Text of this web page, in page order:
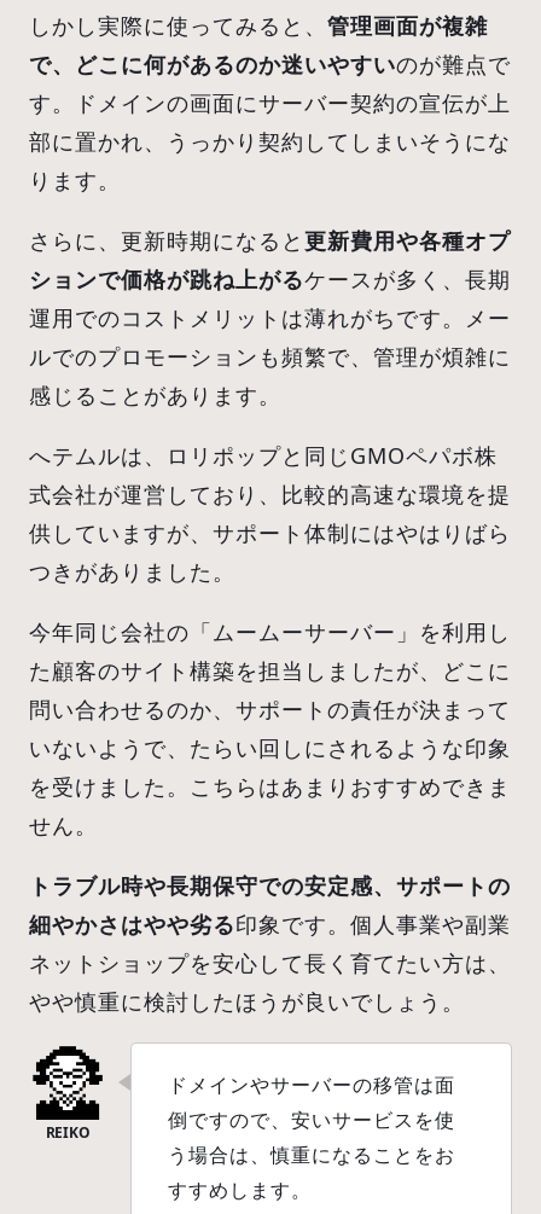
しかし実際に使ってみると、 管理画面が複雑
で、どこに何があるのか迷いやすいのが難点で
す。ドメインの画面にサーバー契約の宣伝が上
部に置かれ、うっかり契約してしまいそうにな
ります。
さらに、更新時期になると 更新費用や各種オプ
ションで価格が跳ね上がるケースが多く、長期
運用でのコストメリットは薄れがちです。メー
ルでのプロモーションも頻繁で、管理が煩雑に
感じることがあります。
へテムルは、ロリポップと同じGMOペパボ株
式会社が運営しており、比較的高速な環境を提
供していますが、サポート体制にはやはりばら
つきがありました。
今年同じ会社の「ムームーサーバー」を利用し
た顧客のサイト構築を担当しましたが、どこに
問い合わせるのか、サポートの責任が決まって
いないようで、たらい回しにされるような印象
を受けました。こちらはあまりおすすめできま
せん。
トラブル時や長期保守での安定感、サポートの
細やかさはやや劣る印象です。個人事業や副業
ネットショップを安心して長く育てたい方は、
やや慎重に検討したほうが良いでしょう。
ドメインやサーバーの移管は面
倒ですので、安いサービスを使
う場合は、慎重になることをお
すすめします。